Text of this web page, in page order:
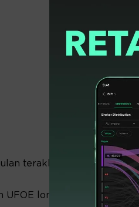
terakhir drop 5,9 persen
UFOE longsor 21,1 persen